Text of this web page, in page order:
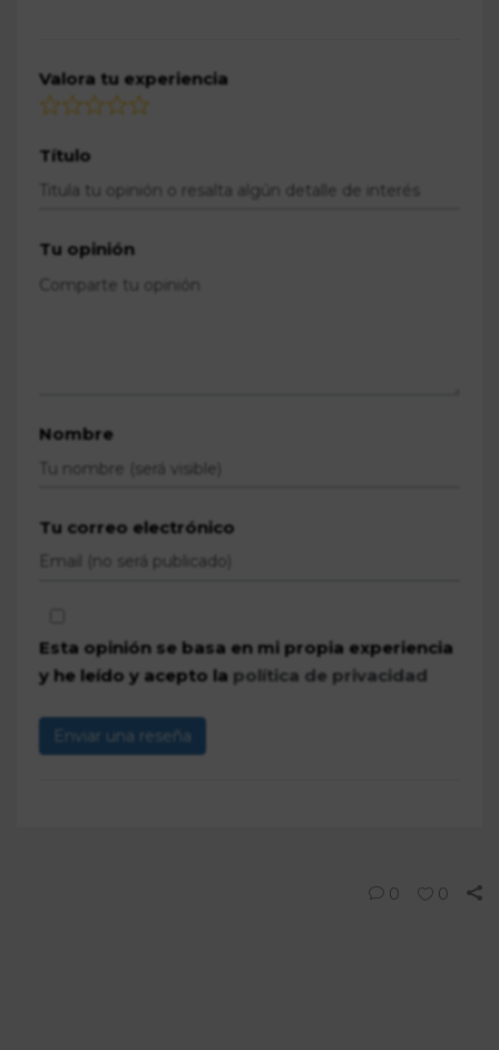
Valora tu experiencia
Título
Tu opinión
Nombre
Tu correo electrónico
Esta opinión se basa en mi propia experiencia
y he leído y acepto la política de privacidad
Enviar una reseña
0 0